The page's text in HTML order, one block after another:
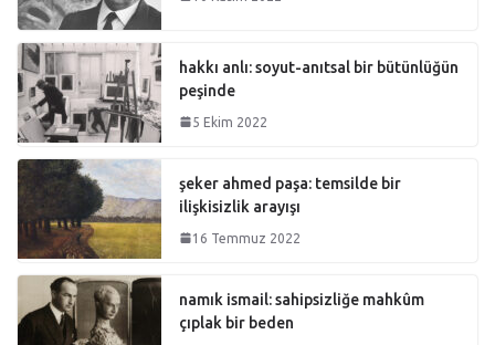
hakkı anlı: soyut-anıtsal bir bütünlüğün
peşinde
5 Ekim 2022
şeker ahmed paşa: temsilde bir
ilişkisizlik arayışı
16 Temmuz 2022
namık ismail: sahipsizliğe mahkûm
çıplak bir beden